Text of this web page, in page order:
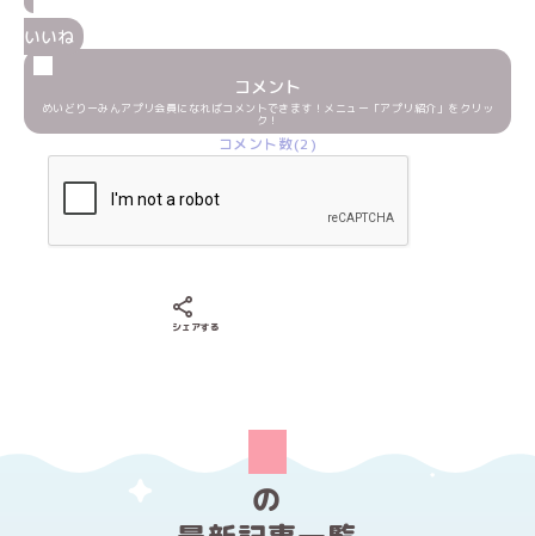
いいね
コメント
めいどりーみんアプリ会員になればコメントできます！メニュー「アプリ紹介」をクリッ
ク！
コメント数(2)
シェアする
の